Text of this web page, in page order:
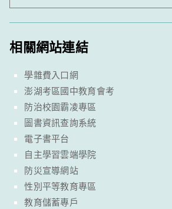
相關網站連結
學雜費入口網
澎湖考區國中教育會考
防治校園霸凌專區
圖書資訊查詢系統
電子書平台
自主學習雲端學院
防災宣導網站
性別平等教育專區
教育儲蓄專戶